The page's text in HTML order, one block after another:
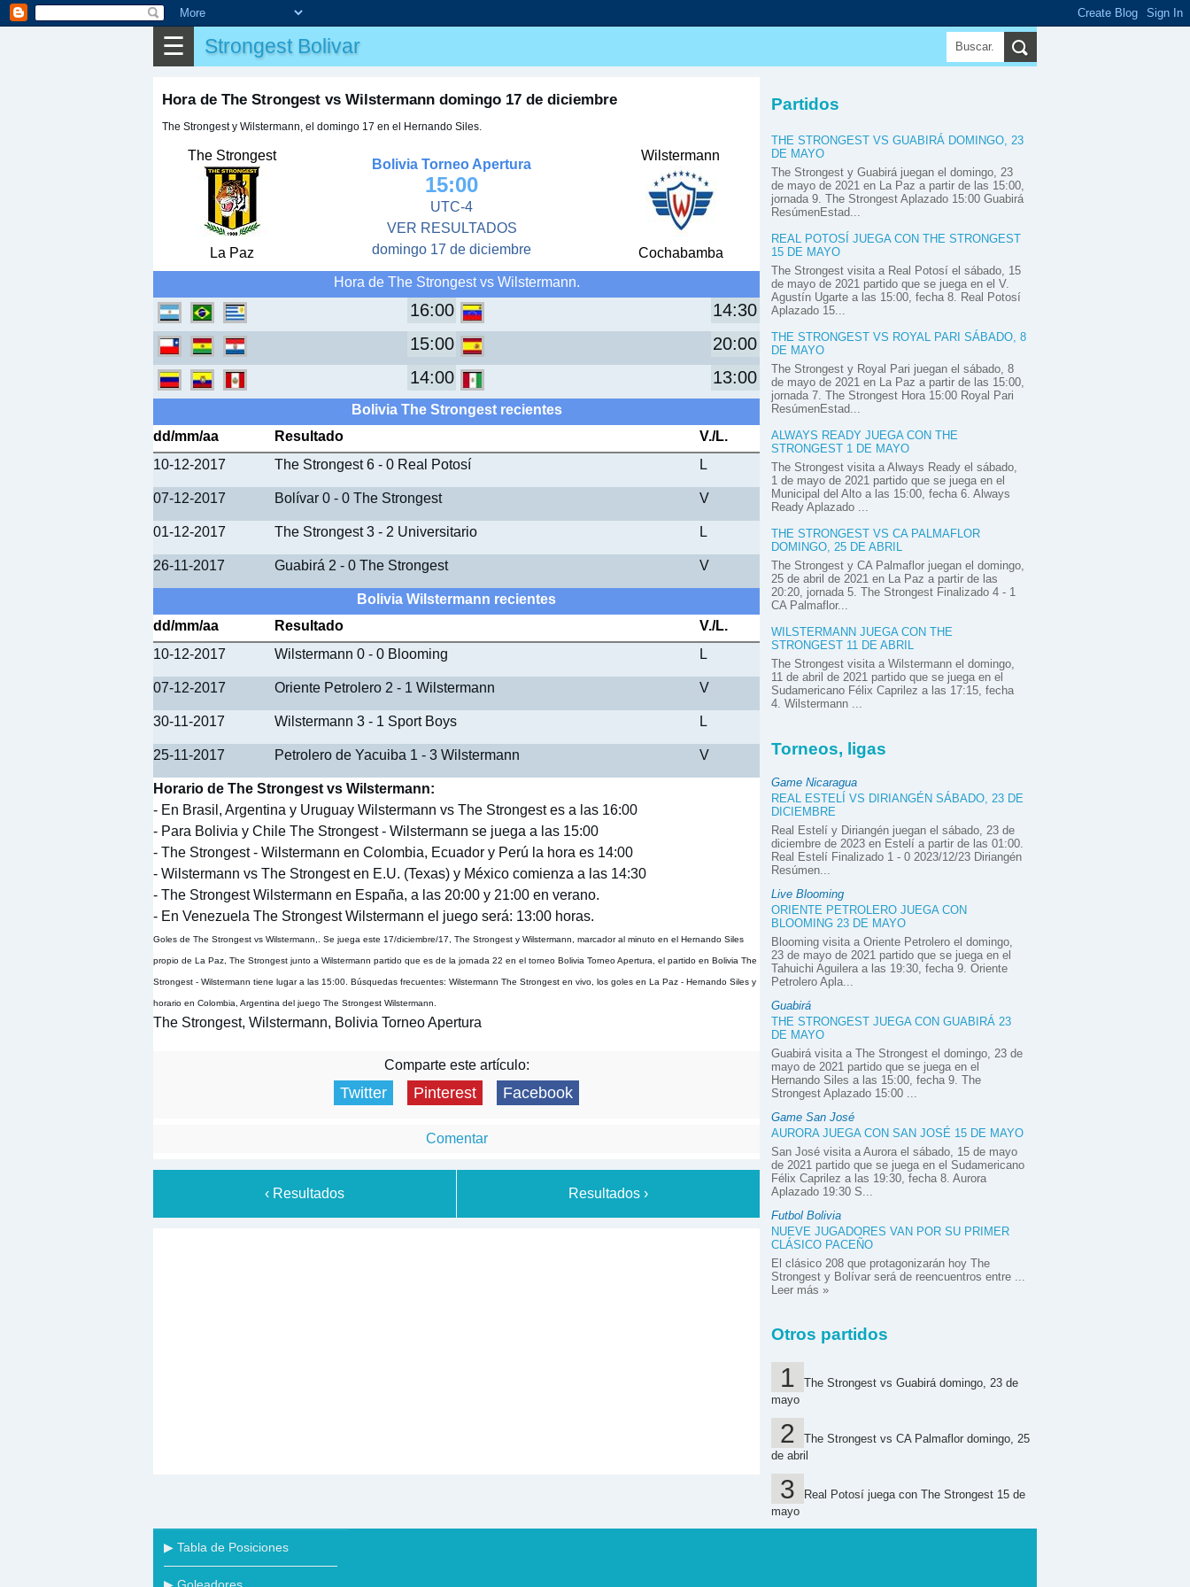
☰ Strongest Bolivar
Hora de The Strongest vs Wilstermann domingo 17 de diciembre
The Strongest y Wilstermann, el domingo 17 en el Hernando Siles.
The Strongest
La Paz
Bolivia Torneo Apertura
15:00
UTC-4
VER RESULTADOS
domingo 17 de diciembre
Wilstermann
Cochabamba
Hora de The Strongest vs Wilstermann.
16:00
14:30
15:00
20:00
14:00
13:00
Bolivia The Strongest recientes
dd/mm/aa
Resultado
V./L.
10-12-2017
The Strongest 6 - 0 Real Potosí L
07-12-2017 Bolívar 0 - 0 The Strongest V
01-12-2017 The Strongest 3 - 2 Universitario L
26-11-2017 Guabirá 2 - 0 The Strongest V
Bolivia Wilstermann recientes
dd/mm/aa
Resultado
V./L.
10-12-2017
Wilstermann 0 - 0 Blooming L
07-12-2017 Oriente Petrolero 2 - 1 Wilstermann V
30-11-2017 Wilstermann 3 - 1 Sport Boys L
25-11-2017 Petrolero de Yacuiba 1 - 3 Wilstermann V
Horario de The Strongest vs Wilstermann:
- En Brasil, Argentina y Uruguay Wilstermann vs The Strongest es a las 16:00
- Para Bolivia y Chile The Strongest - Wilstermann se juega a las 15:00
- The Strongest - Wilstermann en Colombia, Ecuador y Perú la hora es 14:00
- Wilstermann vs The Strongest en E.U. (Texas) y México comienza a las 14:30
- The Strongest Wilstermann en España, a las 20:00 y 21:00 en verano.
- En Venezuela The Strongest Wilstermann el juego será: 13:00 horas.
Goles de The Strongest vs Wilstermann,. Se juega este 17/diciembre/17, The Strongest y Wilstermann, marcador al minuto en el Hernando Siles
propio de La Paz, The Strongest junto a Wilstermann partido que es de la jornada 22 en el torneo Bolivia Torneo Apertura, el partido en Bolivia The
Strongest - Wilstermann tiene lugar a las 15:00. Búsquedas frecuentes: Wilstermann The Strongest en vivo, los goles en La Paz - Hernando Siles y
horario en Colombia, Argentina del juego The Strongest Wilstermann.
The Strongest, Wilstermann, Bolivia Torneo Apertura
Comparte este artículo:
Twitter Pinterest Facebook
Comentar
‹ Resultados Resultados ›
Partidos
THE STRONGEST VS GUABIRÁ DOMINGO, 23
DE MAYO
The Strongest y Guabirá juegan el domingo, 23
de mayo de 2021 en La Paz a partir de las 15:00,
jornada 9. The Strongest Aplazado 15:00 Guabirá
ResúmenEstad...
REAL POTOSÍ JUEGA CON THE STRONGEST
15 DE MAYO
The Strongest visita a Real Potosí el sábado, 15
de mayo de 2021 partido que se juega en el V.
Agustín Ugarte a las 15:00, fecha 8. Real Potosí
Aplazado 15...
THE STRONGEST VS ROYAL PARI SÁBADO, 8
DE MAYO
The Strongest y Royal Pari juegan el sábado, 8
de mayo de 2021 en La Paz a partir de las 15:00,
jornada 7. The Strongest Hora 15:00 Royal Pari
ResúmenEstad...
ALWAYS READY JUEGA CON THE
STRONGEST 1 DE MAYO
The Strongest visita a Always Ready el sábado,
1 de mayo de 2021 partido que se juega en el
Municipal del Alto a las 15:00, fecha 6. Always
Ready Aplazado ...
THE STRONGEST VS CA PALMAFLOR
DOMINGO, 25 DE ABRIL
The Strongest y CA Palmaflor juegan el domingo,
25 de abril de 2021 en La Paz a partir de las
20:20, jornada 5. The Strongest Finalizado 4 - 1
CA Palmaflor...
WILSTERMANN JUEGA CON THE
STRONGEST 11 DE ABRIL
The Strongest visita a Wilstermann el domingo,
11 de abril de 2021 partido que se juega en el
Sudamericano Félix Caprilez a las 17:15, fecha
4. Wilstermann ...
Torneos, ligas
Game Nicaragua
REAL ESTELÍ VS DIRIANGÉN SÁBADO, 23 DE
DICIEMBRE
Real Estelí y Diriangén juegan el sábado, 23 de
diciembre de 2023 en Estelí a partir de las 01:00.
Real Estelí Finalizado 1 - 0 2023/12/23 Diriangén
Resúmen...
Live Blooming
ORIENTE PETROLERO JUEGA CON
BLOOMING 23 DE MAYO
Blooming visita a Oriente Petrolero el domingo,
23 de mayo de 2021 partido que se juega en el
Tahuichi Aguilera a las 19:30, fecha 9. Oriente
Petrolero Apla...
Guabirá
THE STRONGEST JUEGA CON GUABIRÁ 23
DE MAYO
Guabirá visita a The Strongest el domingo, 23 de
mayo de 2021 partido que se juega en el
Hernando Siles a las 15:00, fecha 9. The
Strongest Aplazado 15:00 ...
Game San José
AURORA JUEGA CON SAN JOSÉ 15 DE MAYO
San José visita a Aurora el sábado, 15 de mayo
de 2021 partido que se juega en el Sudamericano
Félix Caprilez a las 19:30, fecha 8. Aurora
Aplazado 19:30 S...
Futbol Bolivia
NUEVE JUGADORES VAN POR SU PRIMER
CLÁSICO PACEÑO
El clásico 208 que protagonizarán hoy The
Strongest y Bolívar será de reencuentros entre ...
Leer más »
Otros partidos
The Strongest vs Guabirá domingo, 23 de
mayo
The Strongest vs CA Palmaflor domingo, 25
de abril
Real Potosí juega con The Strongest 15 de
mayo
▶ Partidos
✎ Otros
▶ Tabla de Posiciones